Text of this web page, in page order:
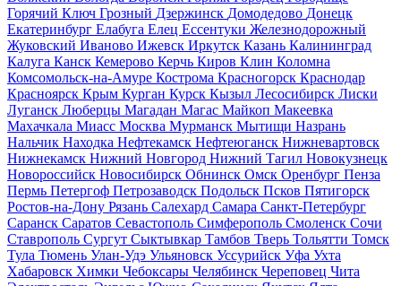
Горячий Ключ Грозный Дзержинск Домодедово Донецк
Екатеринбург Елабуга Елец Ессентуки Железнодорожный
Жуковский Иваново Ижевск Иркутск Казань Калининград
Калуга Канск Кемерово Керчь Киров Клин Коломна
Комсомольск-на-Амуре Кострома Красногорск Краснодар
Красноярск Крым Курган Курск Кызыл Лесосибирск Лиски
Луганск Люберцы Магадан Магас Майкоп Макеевка
Махачкала Миасс Москва Мурманск Мытищи Назрань
Нальчик Находка Нефтекамск Нефтеюганск Нижневартовск
Нижнекамск Нижний Новгород Нижний Тагил Новокузнецк
Новороссийск Новосибирск Обнинск Омск Оренбург Пенза
Пермь Петергоф Петрозаводск Подольск Псков Пятигорск
Ростов-на-Дону Рязань Салехард Самара Санкт-Петербург
Саранск Саратов Севастополь Симферополь Смоленск Сочи
Ставрополь Сургут Сыктывкар Тамбов Тверь Тольятти Томск
Тула Тюмень Улан-Удэ Ульяновск Уссурийск Уфа Ухта
Хабаровск Химки Чебоксары Челябинск Череповец Чита